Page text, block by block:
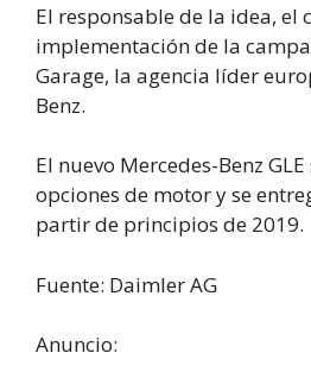
El responsable de la idea, el
implementación de la
Garage, la agencia líder
Benz.
El nuevo Mercedes-Benz
opciones de motor y se
partir de principios de 2019.
Fuente: Daimler AG
Anuncio: